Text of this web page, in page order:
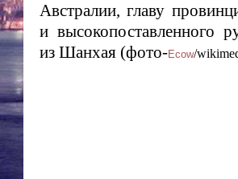
Австралии, главу
и высокопоставленного
из Шанхая (фото-Ecow/